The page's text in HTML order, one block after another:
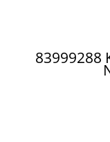
83999288